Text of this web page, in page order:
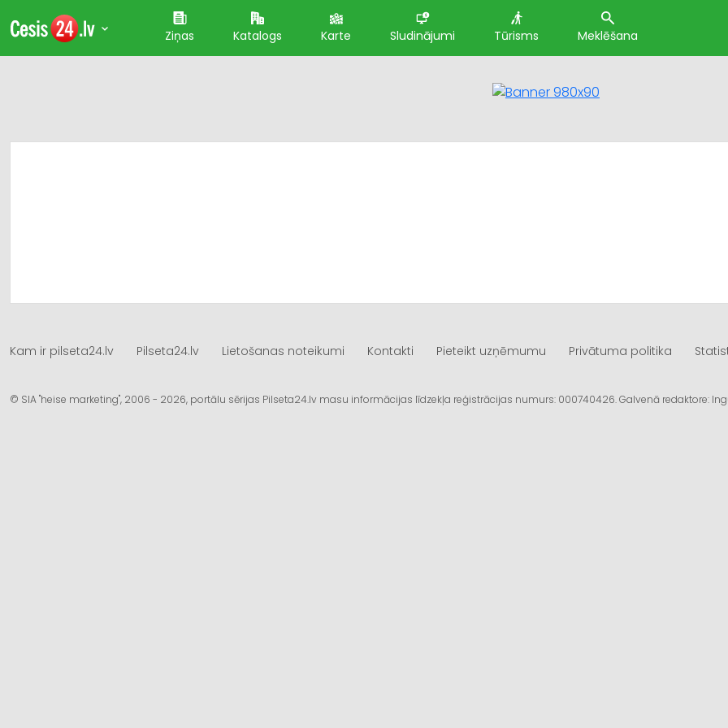
Ziņas Katalogs Karte Sludinājumi Tūrisms Meklēšana
Kam ir pilseta24.lv Pilseta24.lv Lietošanas noteikumi Kontakti Pieteikt uzņēmumu Privātuma politika
© SIA "heise marketing", 2006 - 2026, portālu sērijas Pilseta24.lv masu informācijas līdzekļa reģistrācijas numurs: 000740426. Galvenā redaktore: